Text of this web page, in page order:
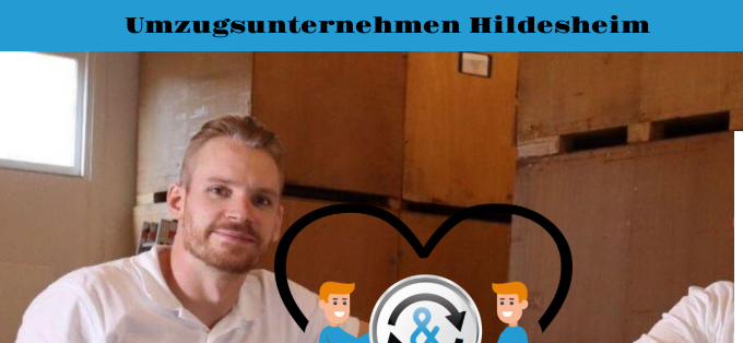
Umzugsunternehmen Hildesheim